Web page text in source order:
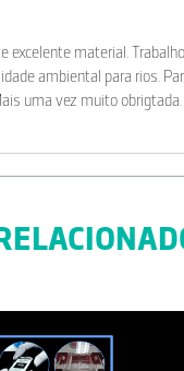
material.
ambiental para rios.
uma vez muito